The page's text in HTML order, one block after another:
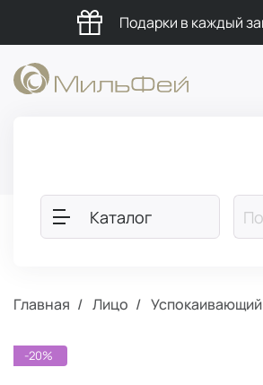
Подарки в каждый
Каталог
Главная Лицо
-20%